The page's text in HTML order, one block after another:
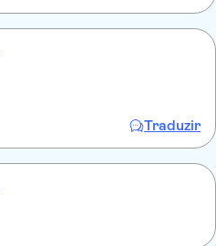
Traduzir